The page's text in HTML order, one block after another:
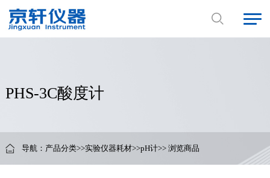
PHS-3C酸度计
导航： 产品分类>>实验仪器耗材>>pH计>> 浏览商品